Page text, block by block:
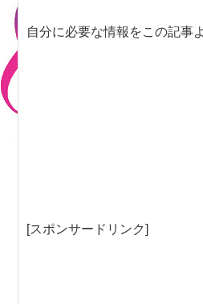
自分に必要な情報をこの記事
[スポンサードリンク]